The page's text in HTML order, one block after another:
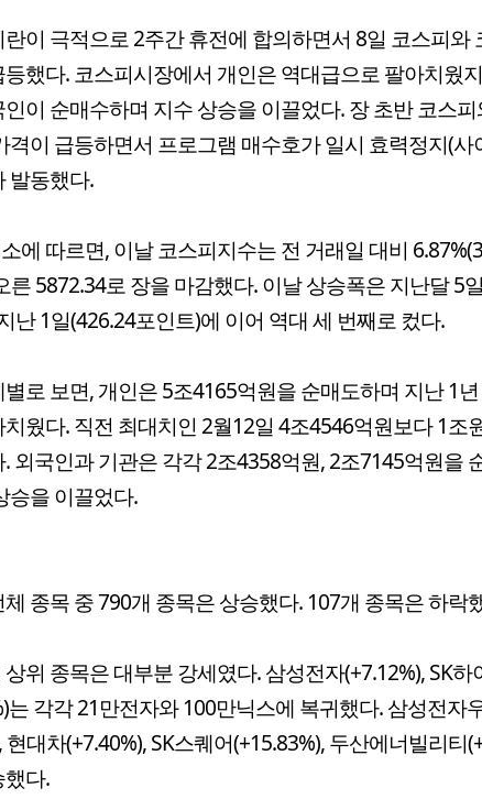
이 극적으로 2주간 휴전에 합의하면서 8일 코스피와
했다. 코스피시장에서 개인은 역대급으로 팔아치웠
이 순매수하며 지수 상승을 이끌었다. 장 초반 코스
격이 급등하면서 프로그램 매수호가 일시 효력정지(사
발동했다.
에 따르면, 이날 코스피지수는 전 거래일 대비
른 5872.34로 장을 마감했다. 이날 상승폭은 지난달 5
난 1일(426.24포인트)에 이어 역대 세 번째로 컸다.
로 보면, 개인은 5조4165억원을 순매도하며 지난 1
치웠다. 직전 최대치인 2월12일 4조4546억원보다 1조
외국인과 기관은 각각 2조4358억원, 2조7145억원을
승을 이끌었다.
종목 중 790개 종목은 상승했다. 107개 종목은 하락
위 종목은 대부분 강세였다. 삼성전자(+7.12%), SK하
는 각각 21만전자와 100만닉스에 복귀했다. 삼성전자
현대차(+7.40%), SK스퀘어(+15.83%), 두산에너빌리티
다.